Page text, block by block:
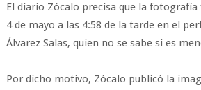
El diario Zócalo precisa que la
4 de mayo a las 4:58 de la tarde en el
Álvarez Salas, quien no se sabe si es
Por dicho motivo, Zócalo publicó la